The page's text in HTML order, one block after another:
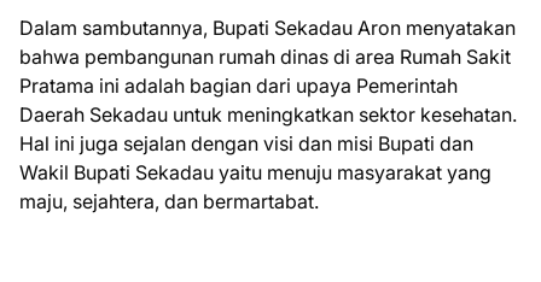
Dalam sambutannya, Bupati Sekadau Aron menyatakan
bahwa pembangunan rumah dinas di area Rumah Sakit
Pratama ini adalah bagian dari upaya Pemerintah
Daerah Sekadau untuk meningkatkan sektor kesehatan.
Hal ini juga sejalan dengan visi dan misi Bupati dan
Wakil Bupati Sekadau yaitu menuju masyarakat yang
maju, sejahtera, dan bermartabat.